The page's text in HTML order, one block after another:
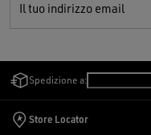
Il tuo indirizzo email
Spedizione a:
Store Locator